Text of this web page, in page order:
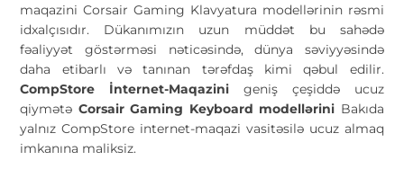
maqazini Corsair Gaming Klavyatura modellərinin rəsmi
idxalçısıdır. Dükanımızın uzun müddət bu sahədə
fəaliyyət göstərməsi nəticəsində, dünya səviyyəsində
daha etibarlı və tanınan tərəfdaş kimi qəbul edilir.
CompStore İnternet-Maqazini geniş çeşiddə ucuz
qiymətə Corsair Gaming Keyboard modellərini Bakıda
yalnız CompStore internet-maqazi vasitəsilə ucuz almaq
imkanına maliksiz.